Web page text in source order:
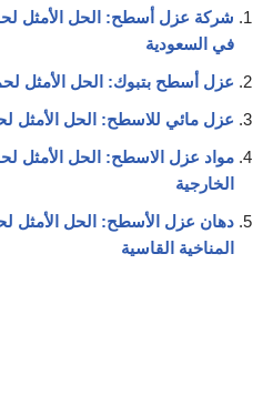
شركة عزل أسطح: الحل الأمثل
في السعودية
عزل أسطح بتبوك: الحل الأمثل
عزل مائي للاسطح: الحل الأمثل
مواد عزل الاسطح: الحل الأمثل
الخارجية
دهان عزل الأسطح: الحل الأمثل
المناخية القاسية